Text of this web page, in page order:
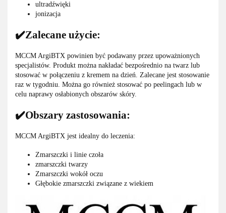
ultradźwięki
jonizacja
✔️Zalecane użycie:
MCCM ArgiBTX powinien być podawany przez upoważnionych
specjalistów. Produkt można nakładać bezpośrednio na twarz lub
stosować w połączeniu z kremem na dzień. Zalecane jest stosowanie
raz w tygodniu. Można go również stosować po peelingach lub w
celu naprawy osłabionych obszarów skóry.
✔️Obszary zastosowania:
MCCM ArgiBTX jest idealny do leczenia:
Zmarszczki i linie czoła
zmarszczki twarzy
Zmarszczki wokół oczu
Głębokie zmarszczki związane z wiekiem